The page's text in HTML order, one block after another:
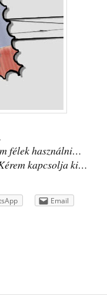
félek használni…
kapcsolja ki…
Email